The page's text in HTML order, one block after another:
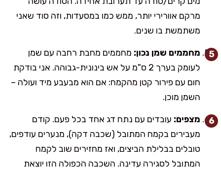
מרקם אוורירי יותר, ממש כמו במסעדות, וזה סוד שאני
משתמשת בו שנים.
מחממים שמן נכון: מחממים מחבת רחבה עם שמן
לעומק בערך 2 ס"מ על אש בינונית-גבוהה. אני בודקת
חום עם פירור קטן מהקמח: אם הוא מבעבע מיד ועולה –
השמן מוכן.
מצפים: עובדים עם נתח דג אחד בכל פעם. קודם
מעבירים בקמח המתובל (שכבה דקה), מנערים עודפים,
טובלים בבלילת הביצים, ואז מחזירים שוב לקמח
המתובל לסגירה עדינה. השכבה הכפולה הזו יוצאת